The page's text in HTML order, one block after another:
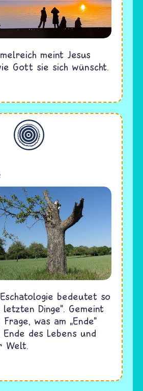
meint Jesus
Gott sie sich wünscht.
bedeutet so
Dinge". Gemeint
was am „Ende"
des Lebens und
Welt.